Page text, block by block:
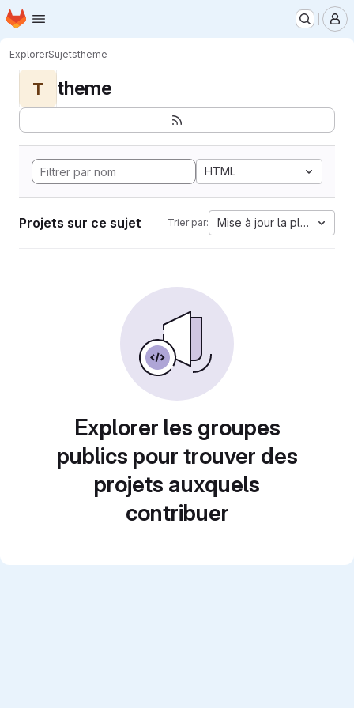
Passer au contenu principal
Page d'accueil
ExplorerSujetstheme
T theme
HTML
Projets sur ce sujet Trier par: Mise à jour la plus
Explorer les groupes
publics pour trouver des
projets auxquels
contribuer